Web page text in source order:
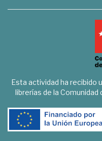
Esta actividad ha recibido
librerías de la